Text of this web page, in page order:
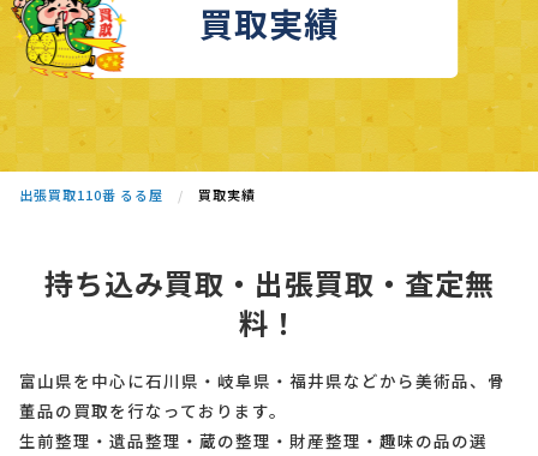
買取実績
出張買取110番 るる屋 買取実績
持ち込み買取・出張買取・査定無
料！
富山県を中心に石川県・岐阜県・福井県などから美術品、骨
董品の買取を行なっております。
生前整理・遺品整理・蔵の整理・財産整理・趣味の品の選